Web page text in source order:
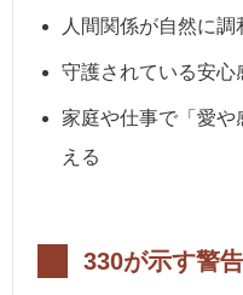
人間関係が自然に調
守護されている安心
家庭や仕事で「愛や
える
330が示す警告